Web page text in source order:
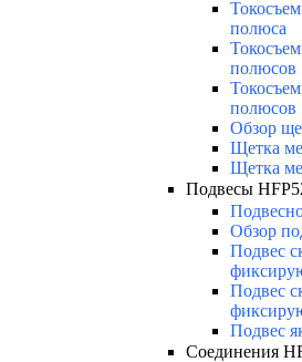
полюса
полюсов
полюсов
Обзор
Щетка
Щетка
Подвесы
Обзор
Подвес
Подвес
Подвес
Соединения